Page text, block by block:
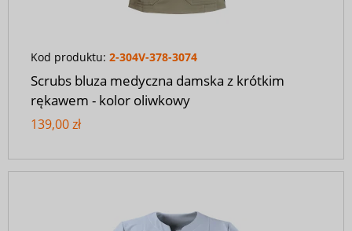
Kod produktu: 2-304V-378-3074
Scrubs bluza medyczna damska z krótkim
rękawem - kolor oliwkowy
139,00 zł